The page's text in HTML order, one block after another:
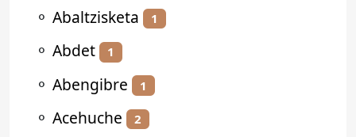
⚬ Abaltzisketa 1
⚬ Abdet 1
⚬ Abengibre 1
⚬ Acehuche 2